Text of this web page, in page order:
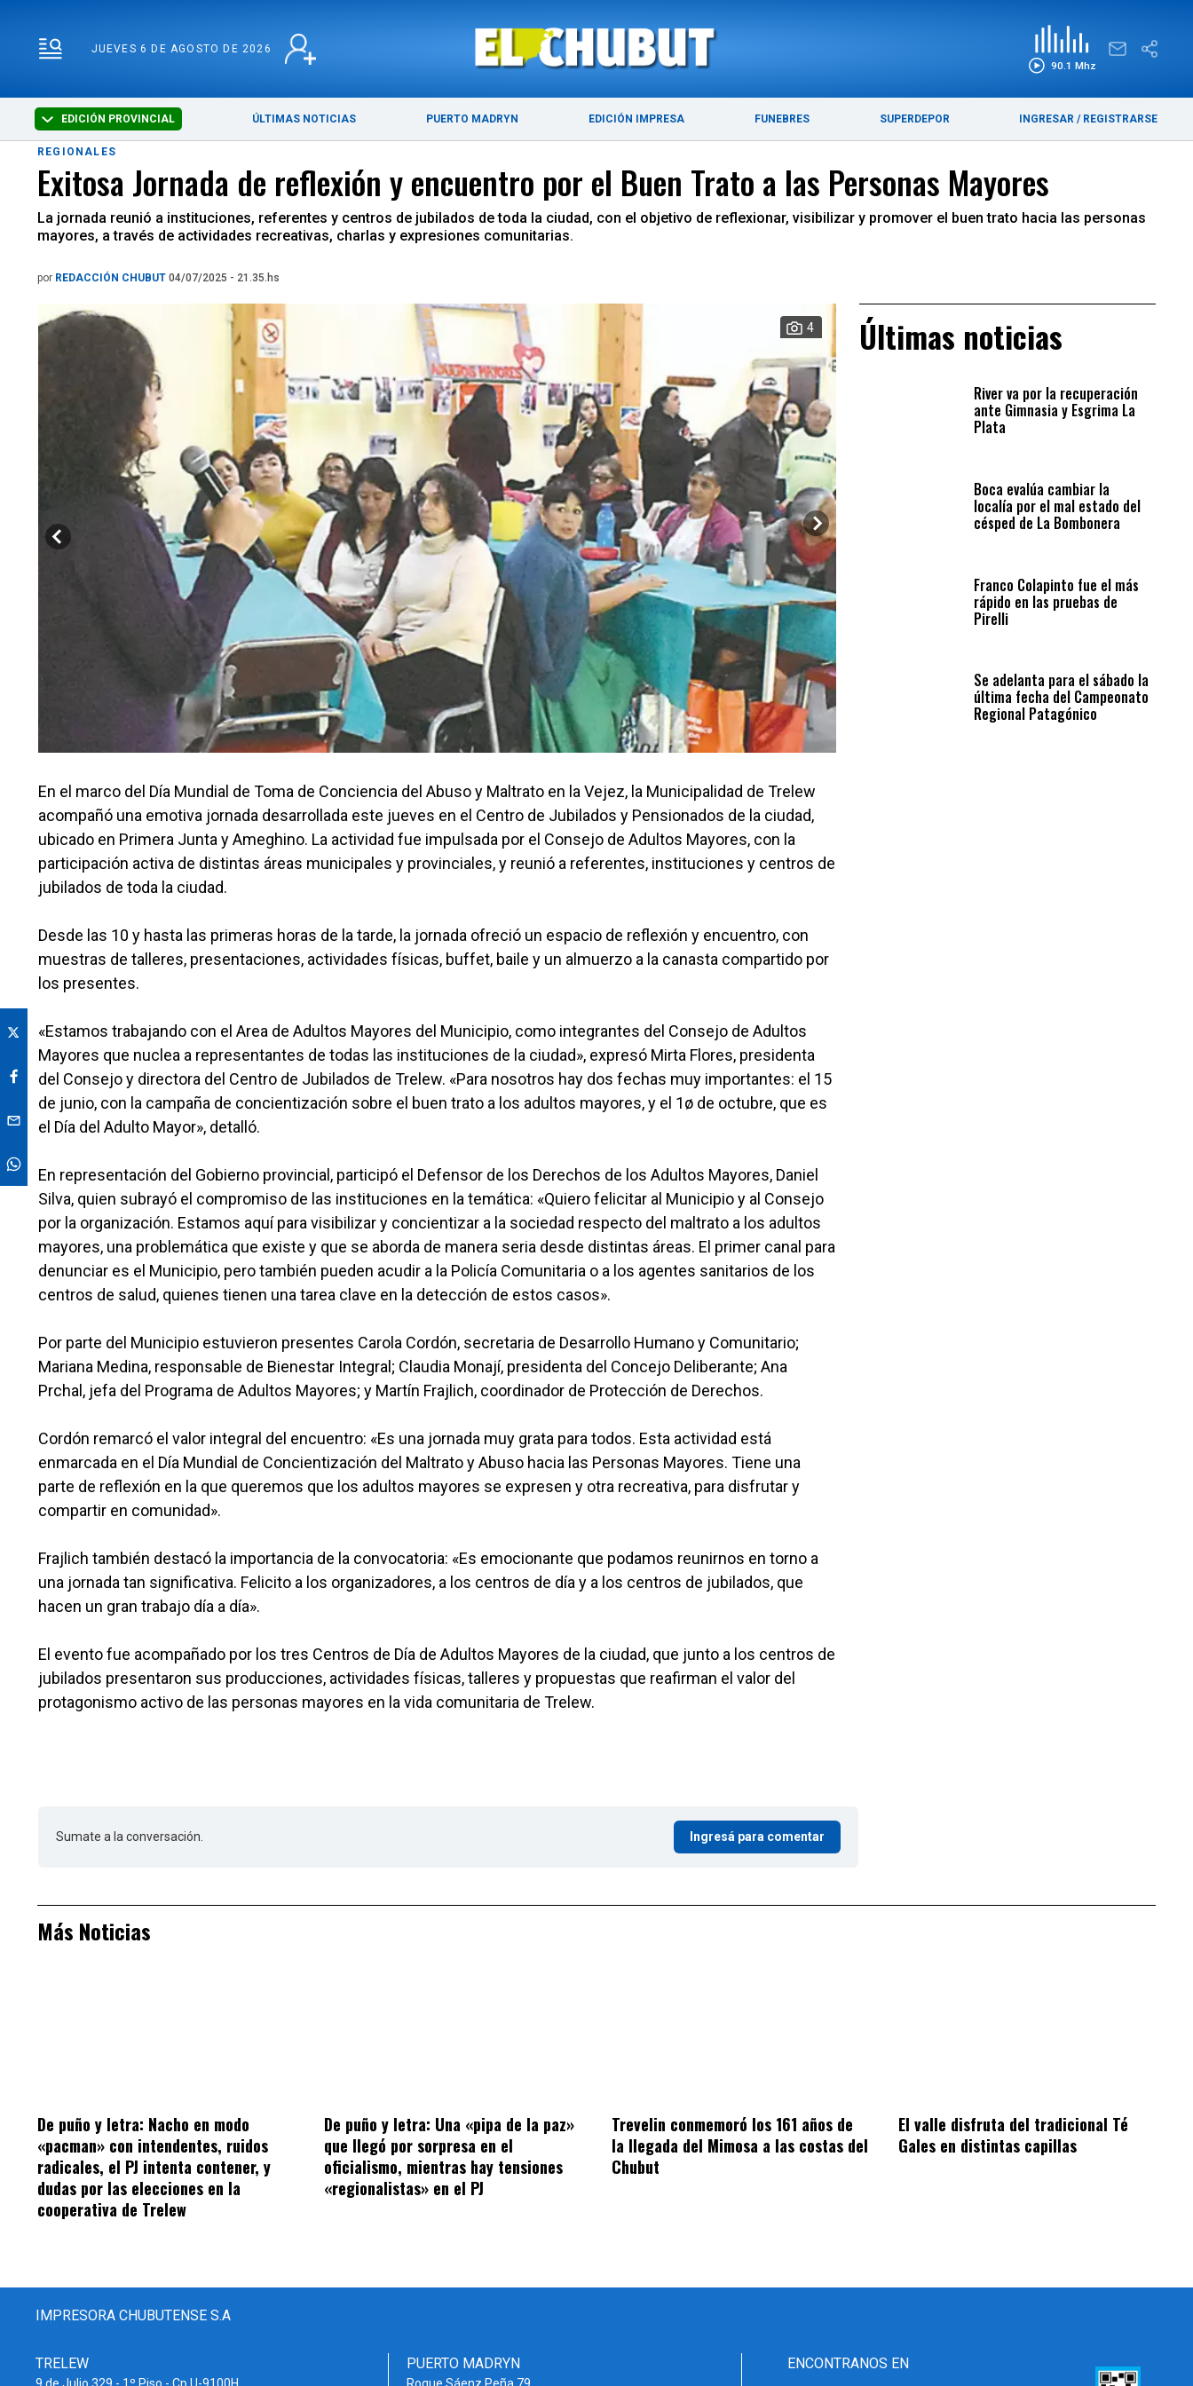
JUEVES 6 DE AGOSTO DE 2026
90.1 Mhz
EDICIÓN PROVINCIAL ÚLTIMAS NOTICIAS PUERTO MADRYN EDICIÓN IMPRESA FUNEBRES SUPERDEPOR INGRESAR / REGISTRARSE
JUEVES 6 DE AGOSTO DE 2026 ÚLTIMAS NOTICIAS PUERTO MADRYN
REGIONALES
Exitosa Jornada de reflexión y encuentro por el Buen Trato a las Personas Mayores
La jornada reunió a instituciones, referentes y centros de jubilados de toda la ciudad, con el objetivo de reflexionar, visibilizar y promover el buen trato hacia las personas
mayores, a través de actividades recreativas, charlas y expresiones comunitarias.
por REDACCIÓN CHUBUT 04/07/2025 - 21.35.hs
4
En el marco del Día Mundial de Toma de Conciencia del Abuso y Maltrato en la Vejez, la Municipalidad de Trelew
acompañó una emotiva jornada desarrollada este jueves en el Centro de Jubilados y Pensionados de la ciudad,
ubicado en Primera Junta y Ameghino. La actividad fue impulsada por el Consejo de Adultos Mayores, con la
participación activa de distintas áreas municipales y provinciales, y reunió a referentes, instituciones y centros de
jubilados de toda la ciudad.
Desde las 10 y hasta las primeras horas de la tarde, la jornada ofreció un espacio de reflexión y encuentro, con
muestras de talleres, presentaciones, actividades físicas, buffet, baile y un almuerzo a la canasta compartido por
los presentes.
«Estamos trabajando con el Area de Adultos Mayores del Municipio, como integrantes del Consejo de Adultos
Mayores que nuclea a representantes de todas las instituciones de la ciudad», expresó Mirta Flores, presidenta
del Consejo y directora del Centro de Jubilados de Trelew. «Para nosotros hay dos fechas muy importantes: el 15
de junio, con la campaña de concientización sobre el buen trato a los adultos mayores, y el 1ø de octubre, que es
el Día del Adulto Mayor», detalló.
En representación del Gobierno provincial, participó el Defensor de los Derechos de los Adultos Mayores, Daniel
Silva, quien subrayó el compromiso de las instituciones en la temática: «Quiero felicitar al Municipio y al Consejo
por la organización. Estamos aquí para visibilizar y concientizar a la sociedad respecto del maltrato a los adultos
mayores, una problemática que existe y que se aborda de manera seria desde distintas áreas. El primer canal para
denunciar es el Municipio, pero también pueden acudir a la Policía Comunitaria o a los agentes sanitarios de los
centros de salud, quienes tienen una tarea clave en la detección de estos casos».
Por parte del Municipio estuvieron presentes Carola Cordón, secretaria de Desarrollo Humano y Comunitario;
Mariana Medina, responsable de Bienestar Integral; Claudia Monají, presidenta del Concejo Deliberante; Ana
Prchal, jefa del Programa de Adultos Mayores; y Martín Frajlich, coordinador de Protección de Derechos.
Cordón remarcó el valor integral del encuentro: «Es una jornada muy grata para todos. Esta actividad está
enmarcada en el Día Mundial de Concientización del Maltrato y Abuso hacia las Personas Mayores. Tiene una
parte de reflexión en la que queremos que los adultos mayores se expresen y otra recreativa, para disfrutar y
compartir en comunidad».
Frajlich también destacó la importancia de la convocatoria: «Es emocionante que podamos reunirnos en torno a
una jornada tan significativa. Felicito a los organizadores, a los centros de día y a los centros de jubilados, que
hacen un gran trabajo día a día».
El evento fue acompañado por los tres Centros de Día de Adultos Mayores de la ciudad, que junto a los centros de
jubilados presentaron sus producciones, actividades físicas, talleres y propuestas que reafirman el valor del
protagonismo activo de las personas mayores en la vida comunitaria de Trelew.
Sumate a la conversación. Ingresá para comentar
Últimas noticias
River va por la recuperación
ante Gimnasia y Esgrima La
Plata
Boca evalúa cambiar la
localía por el mal estado del
césped de La Bombonera
Franco Colapinto fue el más
rápido en las pruebas de
Pirelli
Se adelanta para el sábado la
última fecha del Campeonato
Regional Patagónico
Más Noticias
De puño y letra: Nacho en modo
«pacman» con intendentes, ruidos
radicales, el PJ intenta contener, y
dudas por las elecciones en la
cooperativa de Trelew
De puño y letra: Una «pipa de la paz»
que llegó por sorpresa en el
oficialismo, mientras hay tensiones
«regionalistas» en el PJ
Trevelin conmemoró los 161 años de
la llegada del Mimosa a las costas del
Chubut
El valle disfruta del tradicional Té
Gales en distintas capillas
IMPRESORA CHUBUTENSE S.A
TRELEW PUERTO MADRYN ENCONTRANOS EN